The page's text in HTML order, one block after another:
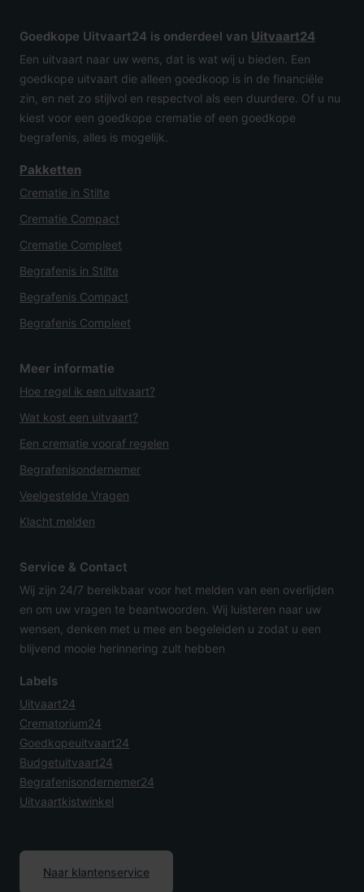
Goedkope Uitvaart24 is onderdeel van Uitvaart24
Een uitvaart naar uw wens, dat is wat wij u bieden. Een
goedkope uitvaart die alleen goedkoop is in de financiële
zin, en net zo stijlvol en respectvol als een duurdere. Of u nu
kiest voor een goedkope crematie of een goedkope
begrafenis, alles is mogelijk.
Pakketten
Crematie in Stilte
Crematie Compact
Crematie Compleet
Begrafenis in Stilte
Begrafenis Compact
Begrafenis Compleet
Meer informatie
Hoe regel ik een uitvaart?
Wat kost een uitvaart?
Een crematie vooraf regelen
Begrafenisondernemer
Veelgestelde Vragen
Klacht melden
Service & Contact
Wij zijn 24/7 bereikbaar voor het melden van een overlijden
en om uw vragen te beantwoorden. Wij luisteren naar uw
wensen, denken met u mee en begeleiden u zodat u een
blijvend mooie herinnering zult hebben
Labels
Uitvaart24
Crematorium24
Goedkopeuitvaart24
Budgetuitvaart24
Begrafenisondernemer24
Uitvaartkistwinkel
Naar klantenservice